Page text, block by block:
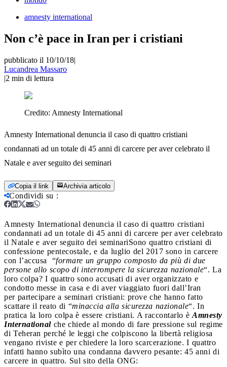
amnesty international
Non c’è pace in Iran per i cristiani
pubblicato il 10/10/18|
Lucandrea Massaro
|2 min di lettura
Credito: Amnesty International
Amnesty International denuncia il caso di quattro cristiani
condannati ad un totale di 45 anni di carcere per aver celebrato il
Natale e aver seguito dei seminari
Copia il link Archivia articolo
Condividi su :
Amnesty International denuncia il caso di quattro cristiani
condannati ad un totale di 45 anni di carcere per aver celebrato
il Natale e aver seguito dei seminariSono quattro cristiani di
confessione pentecostale, e da luglio del 2017 sono in carcere
con l’accusa “formare un gruppo composto da più di due
persone allo scopo di interrompere la sicurezza nazionale“. La
loro colpa? I quattro sono accusati di aver organizzato e
condotto messe in casa e di aver viaggiato fuori dall’Iran
per partecipare a seminari cristiani: prove che hanno fatto
scattare il reato di “minaccia alla sicurezza nazionale“. In
pratica la loro colpa è essere cristiani. A raccontarlo è Amnesty
Internationalche chiede al mondo di fare pressione sul regime
di Teheran perché le leggi che colpiscono la libertà religiosa
vengano riviste e per chiedere la loro scarcerazione. I quattro
infatti hanno subìto una condanna davvero pesante: 45 anni di
carcere in quattro. Sul sito della ONG: